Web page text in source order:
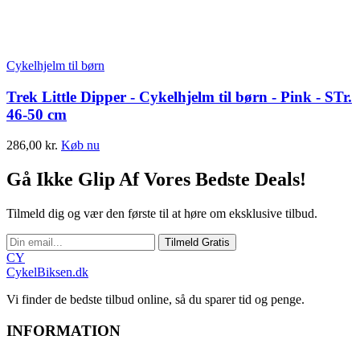
Cykelhjelm til børn
Trek Little Dipper - Cykelhjelm til børn - Pink - STr.
46-50 cm
286,00 kr. Køb nu
Gå Ikke Glip Af Vores Bedste Deals!
Tilmeld dig og vær den første til at høre om eksklusive tilbud.
Tilmeld Gratis
CY
CykelBiksen.dk
Vi finder de bedste tilbud online, så du sparer tid og penge.
INFORMATION